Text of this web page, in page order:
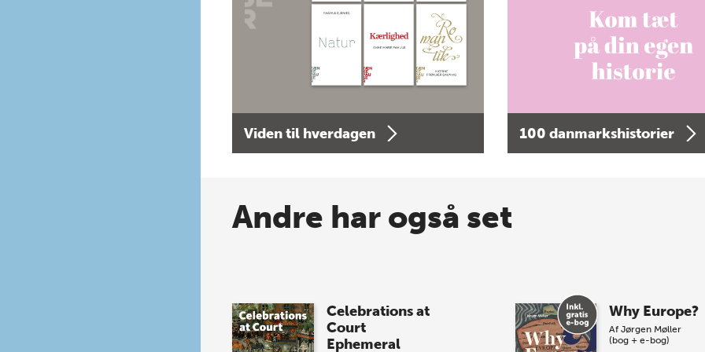
Viden til hverdagen 100 danmarkshistorier
Andre har også set
Celebrations at
Court
Ephemeral
Why Europe?
Af Jørgen Møller
(bog + e-bog)